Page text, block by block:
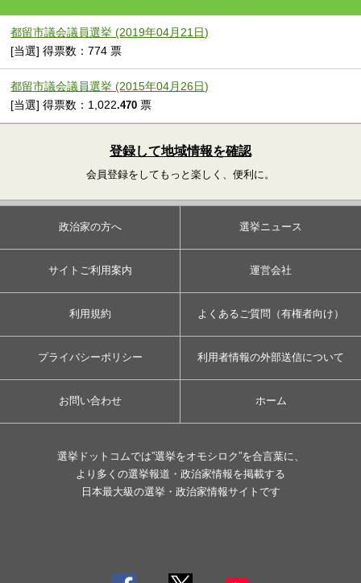
都留市議会議員選挙 (2019年04月21日)
[当選] 得票数：774 票
都留市議会議員選挙 (2015年04月26日)
[当選] 得票数：1,022.470 票
登録して地域情報を確認
会員登録をしてもっと楽しく、便利に。
政治家の方へ 選挙ニュース
サイトご利用案内 運営会社
利用規約 よくあるご質問（有権者向け）
プライバシーポリシー 利用者情報の外部送信について
お問い合わせ ホーム
選挙ドットコムでは”選挙をオモシロク”を合言葉に、
より多くの選挙報道・政治家情報を掲載する
日本最大級の選挙・政治家情報サイトです